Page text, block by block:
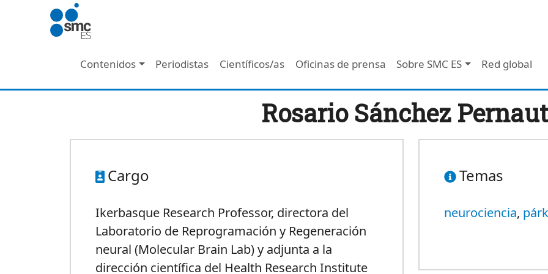
Pasar al contenido principal
Navegación principal - Header
Contenidos Periodistas Científicos/as Oficinas de prensa Sobre SMC ES Red global
Rosario Sánchez
Cargo
Ikerbasque Research Professor, directora del
Laboratorio de Reprogramación y Regeneración
neural (Molecular Brain Lab) y adjunta a la
dirección científica del Health Research Institute
Temas
neurociencia,